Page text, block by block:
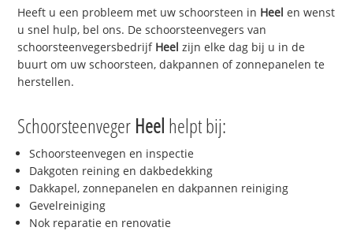
Heeft u een probleem met uw schoorsteen in Heel en wenst
u snel hulp, bel ons. De schoorsteenvegers van
schoorsteenvegersbedrijf Heel zijn elke dag bij u in de
buurt om uw schoorsteen, dakpannen of zonnepanelen te
herstellen.
Schoorsteenveger Heel helpt bij:
Schoorsteenvegen en inspectie
Dakgoten reining en dakbedekking
Dakkapel, zonnepanelen en dakpannen reiniging
Gevelreiniging
Nok reparatie en renovatie